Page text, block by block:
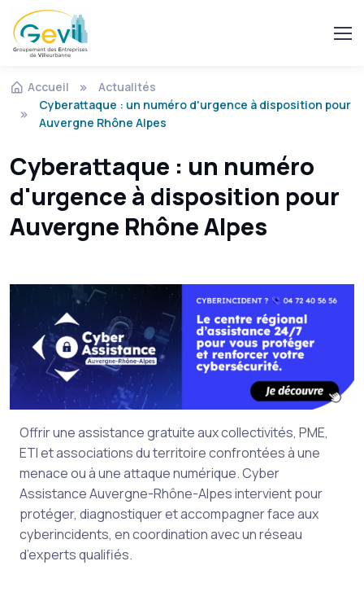
Accueil
Actualités
Cyberattaque : un numéro d'urgence à disposition pour
Auvergne Rhône Alpes
Cyberattaque : un numéro
d'urgence à disposition pour
Auvergne Rhône Alpes
Offrir une assistance gratuite aux collectivités, PME,
ETI et associations du territoire confrontées à une
menace ou à une attaque numérique. Cyber
Assistance Auvergne-Rhône-Alpes intervient pour
protéger, diagnostiquer et accompagner face aux
cyberincidents, en coordination avec un réseau
d’experts qualifiés.